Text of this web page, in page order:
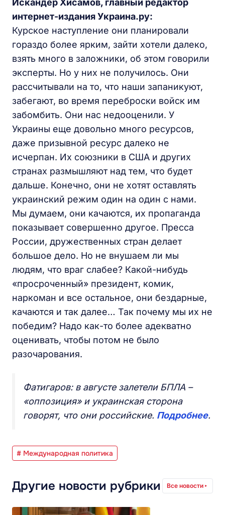
интернет-издания Украина.ру:
Курское наступление они планировали
гораздо более ярким, зайти хотели далеко,
взять много в заложники, об этом говорили
эксперты. Но у них не получилось. Они
рассчитывали на то, что наши запаникуют,
забегают, во время переброски войск им
забомбить. Они нас недооценили. У
Украины еще довольно много ресурсов,
даже призывной ресурс далеко не
исчерпан. Их союзники в США и других
странах размышляют над тем, что будет
дальше. Конечно, они не хотят оставлять
украинский режим один на один с нами.
Мы думаем, они качаются, их пропаганда
показывает совершенно другое. Пресса
России, дружественных стран делает
большое дело. Но не внушаем ли мы
людям, что враг слабее? Какой-нибудь
«просроченный» президент, комик,
наркоман и все остальное, они бездарные,
качаются и так далее… Так почему мы их не
победим? Надо как-то более адекватно
оценивать, чтобы потом не было
разочарования.
Фатигаров: в августе залетели БПЛА –
«оппозиция» и украинская сторона
говорят, что они российские. Подробнее.
# Международная политика
Другие новости рубрики Все новости